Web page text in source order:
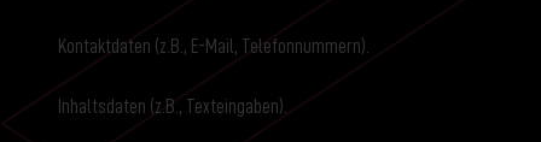
Kontaktdaten (z.B., E-Mail, Telefonnummern).
Inhaltsdaten (z.B., Texteingaben).